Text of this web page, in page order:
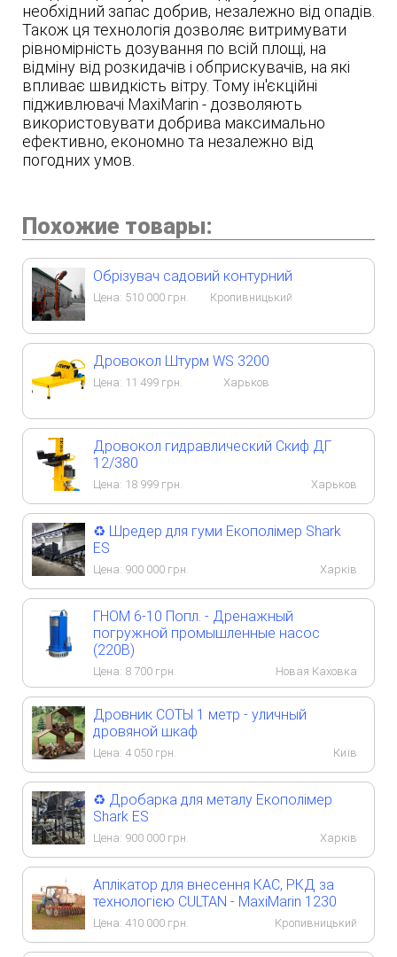
необхідний запас добрив, незалежно від опадів.
Також ця технологія дозволяє витримувати
рівномірність дозування по всій площі, на
відміну від розкидачів і обприскувачів, на які
впливає швидкість вітру. Тому ін'єкційні
підживлювачі MaxiMarin - дозволяють
використовувати добрива максимально
ефективно, економно та незалежно від
погодних умов.
Похожие товары:
Обрізувач садовий контурний
Цена: 510 000 грн. Кропивницький
Дровокол Штурм WS 3200
Цена: 11 499 грн. Харьков
Дровокол гидравлический Скиф ДГ
12/380
Цена: 18 999 грн. Харьков
♻️ Шредер для гуми Екополімер Shark
ES
Цена: 900 000 грн. Харків
ГНОМ 6-10 Попл. - Дренажный
погружной промышленные насос
(220В)
Цена: 8 700 грн. Новая Каховка
Дровник СОТЫ 1 метр - уличный
дровяной шкаф
Цена: 4 050 грн. Київ
♻️ Дробарка для металу Екополімер
Shark ES
Цена: 900 000 грн. Харків
Аплікатор для внесення КАС, РКД за
технологією CULTAN - MaxiMarin 1230
Цена: 410 000 грн. Кропивницький